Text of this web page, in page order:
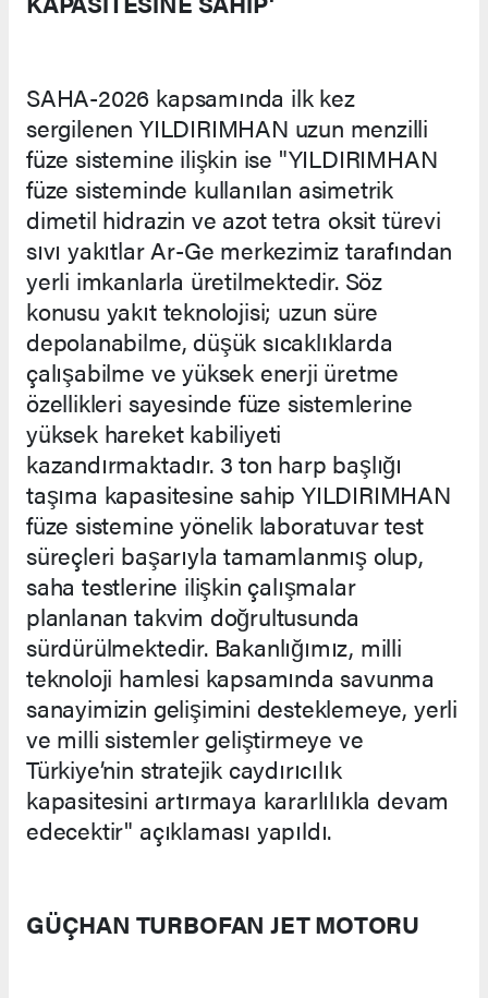
SAHA-2026 kapsamında ilk kez
sergilenen YILDIRIMHAN uzun menzilli
füze sistemine ilişkin ise "YILDIRIMHAN
füze sisteminde kullanılan asimetrik
dimetil hidrazin ve azot tetra oksit türevi
sıvı yakıtlar Ar-Ge merkezimiz tarafından
yerli imkanlarla üretilmektedir. Söz
konusu yakıt teknolojisi; uzun süre
depolanabilme, düşük sıcaklıklarda
çalışabilme ve yüksek enerji üretme
özellikleri sayesinde füze sistemlerine
yüksek hareket kabiliyeti
kazandırmaktadır. 3 ton harp başlığı
taşıma kapasitesine sahip YILDIRIMHAN
füze sistemine yönelik laboratuvar test
süreçleri başarıyla tamamlanmış olup,
saha testlerine ilişkin çalışmalar
planlanan takvim doğrultusunda
sürdürülmektedir. Bakanlığımız, milli
teknoloji hamlesi kapsamında savunma
sanayimizin gelişimini desteklemeye, yerli
ve milli sistemler geliştirmeye ve
Türkiye’nin stratejik caydırıcılık
kapasitesini artırmaya kararlılıkla devam
edecektir" açıklaması yapıldı.
GÜÇHAN TURBOFAN JET MOTORU